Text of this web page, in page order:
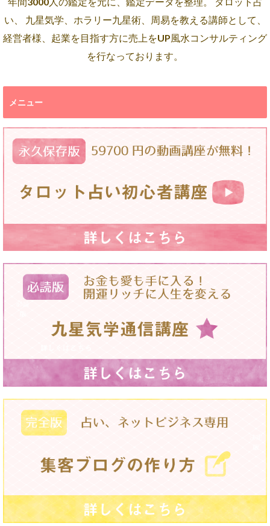
い、 九星気学、ホラリー九星術、周易を教える講師として、
経営者様、起業を目指す方に売上をUP風水コンサルティング
を行なっております。
メニュー